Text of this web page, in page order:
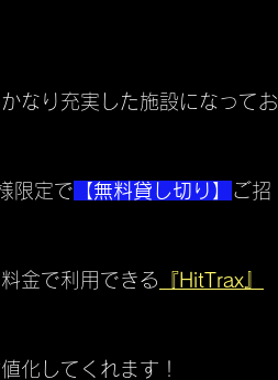
なり充実した施設になってお
限定で 【無料貸し切り】
ご招
金で利用できる
『HitTrax』
化してくれます！